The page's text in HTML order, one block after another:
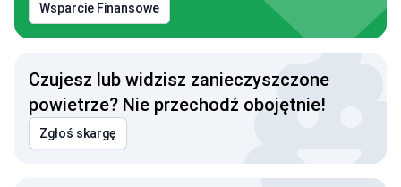
Wsparcie Finansowe
Czujesz lub widzisz zanieczyszczone
powietrze? Nie przechodź obojętnie!
Zgłoś skargę